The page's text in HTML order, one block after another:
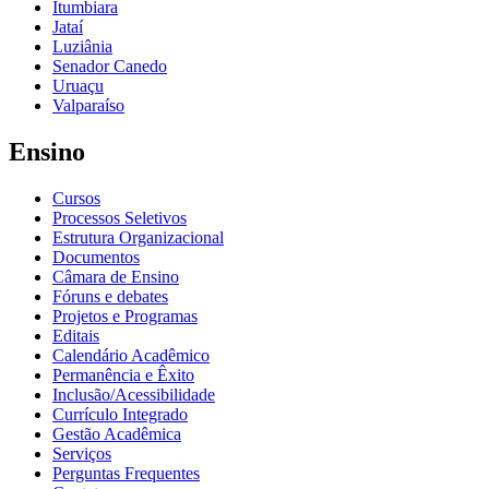
Itumbiara
Jataí
Luziânia
Senador Canedo
Uruaçu
Valparaíso
Ensino
Cursos
Processos Seletivos
Estrutura Organizacional
Documentos
Câmara de Ensino
Fóruns e debates
Projetos e Programas
Editais
Calendário Acadêmico
Permanência e Êxito
Inclusão/Acessibilidade
Currículo Integrado
Gestão Acadêmica
Serviços
Perguntas Frequentes